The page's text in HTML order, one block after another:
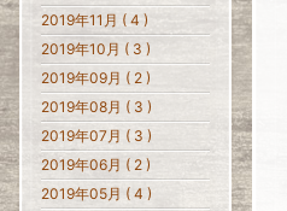
2019年11月 ( 4 )
2019年10月 ( 3 )
2019年09月 ( 2 )
2019年08月 ( 3 )
2019年07月 ( 3 )
2019年06月 ( 2 )
2019年05月 ( 4 )